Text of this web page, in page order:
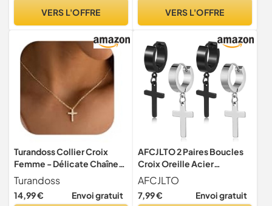
VERS L'OFFRE VERS L'OFFRE
Turandoss Collier Croix
Femme - Délicate Chaîne
avec Croix Plaquée 14K
Or/Blanc, Cadeau Chrétien
pour Femmes, 22 cm
Turandoss
14,99 € Envoi gratuit
AFCJLTO 2 Paires Boucles
Croix Oreille Acier
Inoxydable Créoles
Piercing Cartilage Noires
AFCJLTO
7,99 € Envoi gratuit